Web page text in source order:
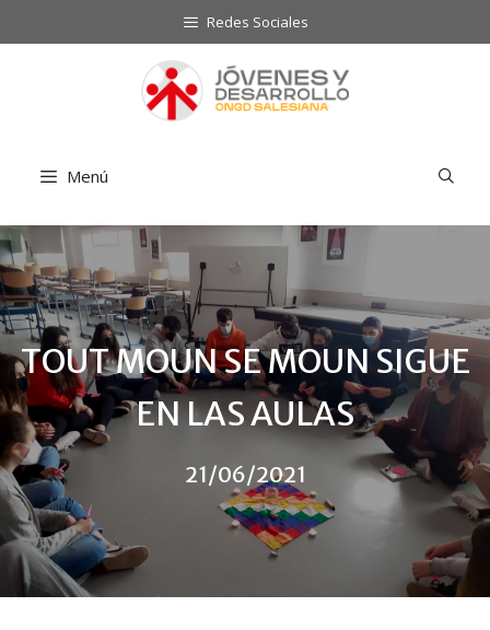
al
Redes Sociales
Menú
TOUT MOUN SE MOUN SIGUE
EN LAS AULAS
21/06/2021